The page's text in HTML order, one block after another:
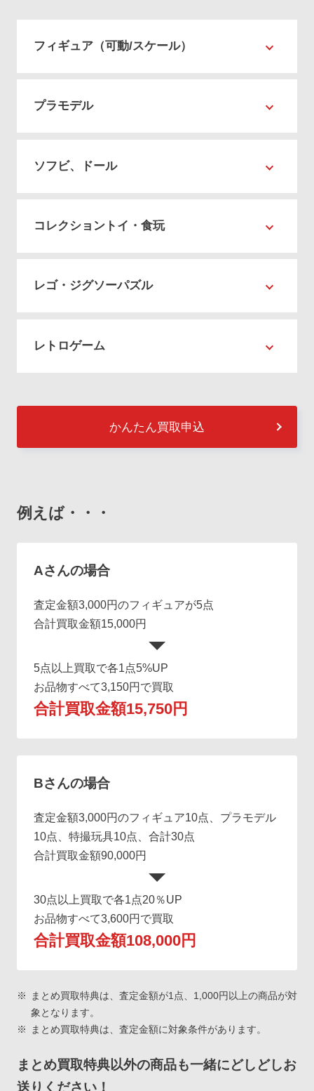
フィギュア（可動/スケール）
プラモデル
ソフビ、ドール
コレクショントイ・食玩
レゴ・ジグソーパズル
レトロゲーム
かんたん買取申込
例えば・・・
Aさんの場合
査定金額3,000円のフィギュアが5点
合計買取金額15,000円
5点以上買取で各1点5%UP
お品物すべて3,150円で買取
合計買取金額15,750円
Bさんの場合
査定金額3,000円のフィギュア10点、プラモデル
10点、特撮玩具10点、合計30点
合計買取金額90,000円
30点以上買取で各1点20％UP
お品物すべて3,600円で買取
合計買取金額108,000円
まとめ買取特典は、査定金額が1点、1,000円以上の商品が対
象となります。
まとめ買取特典は、査定金額に対象条件があります。
まとめ買取特典以外の商品も一緒にどしどしお
送りください！